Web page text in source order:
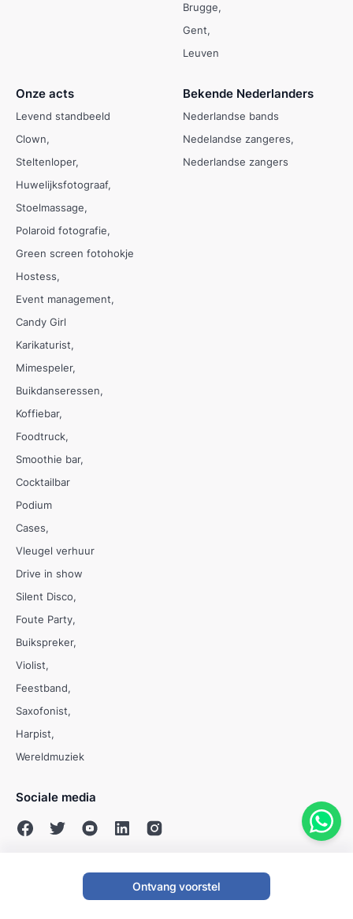
Ontvang voorstel
Brugge
Gent
Leuven
Onze acts
Levend standbeeld
Clown
Steltenloper
Huwelijksfotograaf
Stoelmassage
Polaroid fotografie
Green screen fotohokje
Hostess
Event management
Candy Girl
Karikaturist
Mimespeler
Buikdanseressen
Koffiebar
Foodtruck
Smoothie bar
Cocktailbar
Podium
Cases
Vleugel verhuur
Drive in show
Silent Disco
Foute Party
Buikspreker
Violist
Feestband
Saxofonist
Harpist
Wereldmuziek
Bekende Nederlanders
Nederlandse bands
Nedelandse zangeres
Nederlandse zangers
Sociale media
© Evenses 2009 - 2026